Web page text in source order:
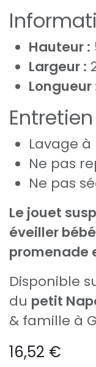
Hauteur :
Largeur :
Longueur
Entretien
Lavage
Ne pas
Ne pas
Le jouet
éveiller
promenade
Disponible
du petit
& famille à
16,52 €